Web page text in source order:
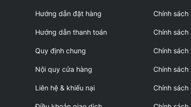
Hướng dẫn đặt hàng
Hướng dẫn thanh toán
Quy định chung
Nội quy cửa hàng
Liên hệ & khiếu nại
Chính sách
Chính sách
Chính
Chính sách
Chính sách